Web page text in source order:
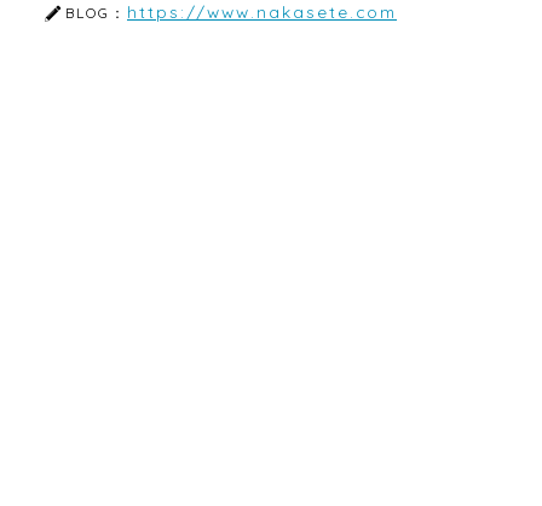
BLOG： https://www.nakasete.com